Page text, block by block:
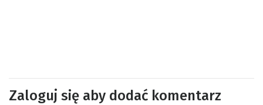
Zaloguj się aby dodać komentarz